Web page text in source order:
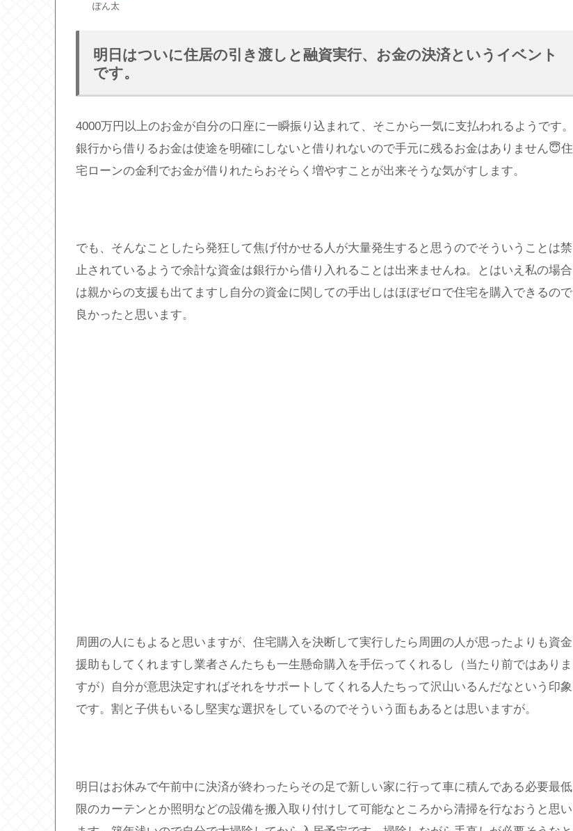
ぽん太
明日はついに住居の引き渡しと融資実行、お金の決済というイベント
です。
4000万円以上のお金が自分の口座に一瞬振り込まれて、そこから一気に支払われるようです。
銀行から借りるお金は使途を明確にしないと借りれないので手元に残るお金はありません😇住
宅ローンの金利でお金が借りれたらおそらく増やすことが出来そうな気がすします。
でも、そんなことしたら発狂して焦げ付かせる人が大量発生すると思うのでそういうことは禁
止されているようで余計な資金は銀行から借り入れることは出来ませんね。とはいえ私の場合
は親からの支援も出てますし自分の資金に関しての手出しはほぼゼロで住宅を購入できるので
良かったと思います。
周囲の人にもよると思いますが、住宅購入を決断して実行したら周囲の人が思ったよりも資金
援助もしてくれますし業者さんたちも一生懸命購入を手伝ってくれるし（当たり前ではありま
すが）自分が意思決定すればそれをサポートしてくれる人たちって沢山いるんだなという印象
です。割と子供もいるし堅実な選択をしているのでそういう面もあるとは思いますが。
明日はお休みで午前中に決済が終わったらその足で新しい家に行って車に積んである必要最低
限のカーテンとか照明などの設備を搬入取り付けして可能なところから清掃を行なおうと思い